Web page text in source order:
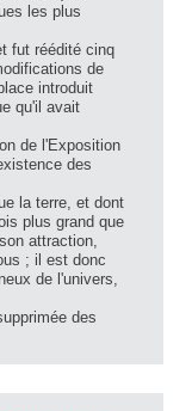
les plus
fut réédité cinq
de
introduit
qu'il avait
de l'Exposition
des
la terre, et dont
plus grand que
attraction,
; il est donc
de l'univers,
des